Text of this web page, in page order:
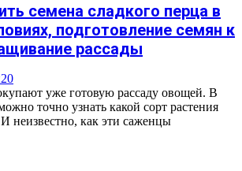
семена сладкого перца в
подготовление семян к
рассады
0
уже готовую рассаду овощей. В
точно узнать какой сорт растения
неизвестно, как эти саженцы